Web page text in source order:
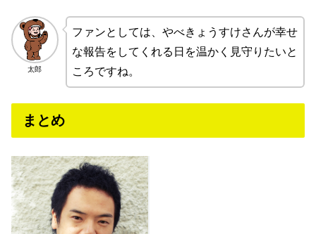
太郎
ファンとしては、やべきょうすけさんが幸せ
な報告をしてくれる日を温かく見守りたいと
ころですね。
まとめ